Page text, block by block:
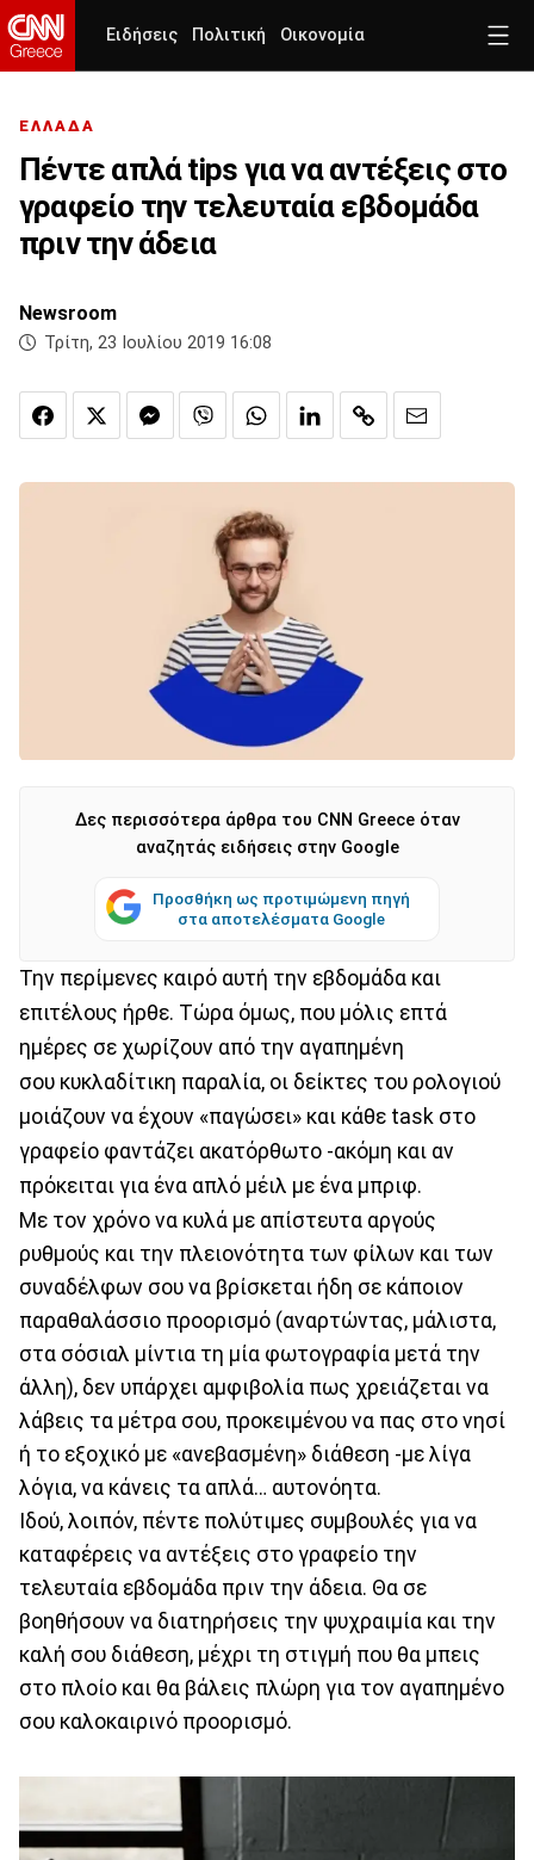
Ειδήσεις Πολιτική Οικονομία
ΕΛΛΑΔΑ
Πέντε απλά tips για να αντέξεις στο
γραφείο την τελευταία εβδομάδα
πριν την άδεια
Newsroom
Τρίτη, 23 Ιουλίου 2019 16:08
Δες περισσότερα άρθρα του CNN Greece όταν
αναζητάς ειδήσεις στην Google
Προσθήκη ως προτιμώμενη πηγή
στα αποτελέσματα Google
Την περίμενες καιρό αυτή την εβδομάδα και
επιτέλους ήρθε. Τώρα όμως, που μόλις επτά
ημέρες σε χωρίζουν από την αγαπημένη
σου κυκλαδίτικη παραλία, οι δείκτες του ρολογιού
μοιάζουν να έχουν «παγώσει» και κάθε task στο
γραφείο φαντάζει ακατόρθωτο -ακόμη και αν
πρόκειται για ένα απλό μέιλ με ένα μπριφ.
Με τον χρόνο να κυλά με απίστευτα αργούς
ρυθμούς και την πλειονότητα των φίλων και των
συναδέλφων σου να βρίσκεται ήδη σε κάποιον
παραθαλάσσιο προορισμό (αναρτώντας, μάλιστα,
στα σόσιαλ μίντια τη μία φωτογραφία μετά την
άλλη), δεν υπάρχει αμφιβολία πως χρειάζεται να
λάβεις τα μέτρα σου, προκειμένου να πας στο νησί
ή το εξοχικό με «ανεβασμένη» διάθεση -με λίγα
λόγια, να κάνεις τα απλά… αυτονόητα.
Ιδού, λοιπόν, πέντε πολύτιμες συμβουλές για να
καταφέρεις να αντέξεις στο γραφείο την
τελευταία εβδομάδα πριν την άδεια. Θα σε
βοηθήσουν να διατηρήσεις την ψυχραιμία και την
καλή σου διάθεση, μέχρι τη στιγμή που θα μπεις
στο πλοίο και θα βάλεις πλώρη για τον αγαπημένο
σου καλοκαιρινό προορισμό.